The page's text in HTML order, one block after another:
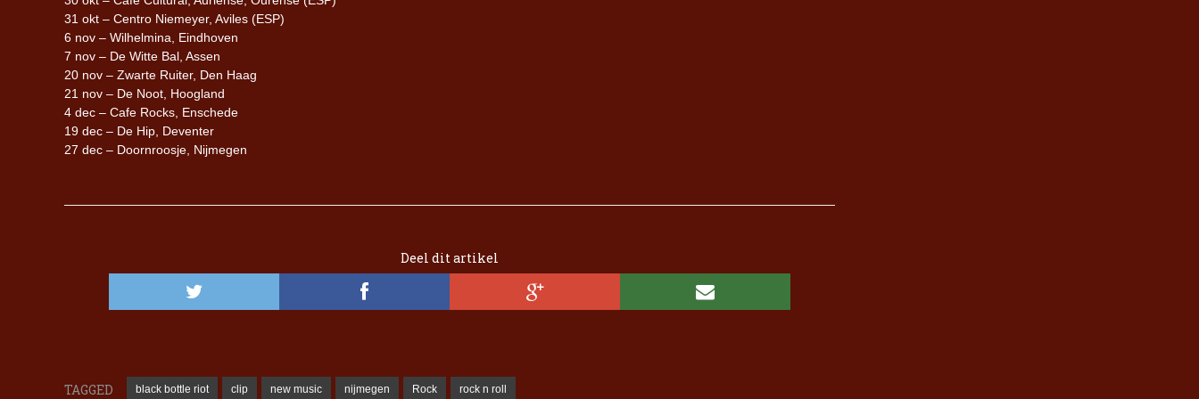
31 okt – Centro Niemeyer, Aviles (ESP)
6 nov – Wilhelmina, Eindhoven
7 nov – De Witte Bal, Assen
20 nov – Zwarte Ruiter, Den Haag
21 nov – De Noot, Hoogland
4 dec – Cafe Rocks, Enschede
19 dec – De Hip, Deventer
27 dec – Doornroosje, Nijmegen
Deel dit artikel
TAGGED black bottle riot clip new music nijmegen Rock rock n roll